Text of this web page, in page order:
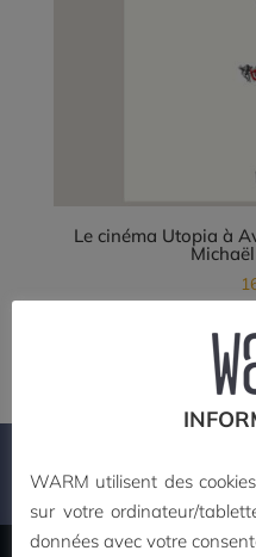
Le cinéma Utopia à
PAIEMENT
WARM utilisent des
sur votre ordinateur/
données avec votre